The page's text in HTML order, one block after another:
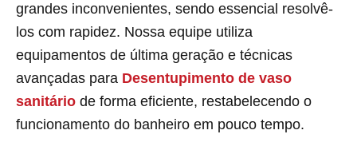
grandes inconvenientes, sendo essencial resolvê-
los com rapidez. Nossa equipe utiliza
equipamentos de última geração e técnicas
avançadas para Desentupimento de vaso
sanitário de forma eficiente, restabelecendo o
funcionamento do banheiro em pouco tempo.